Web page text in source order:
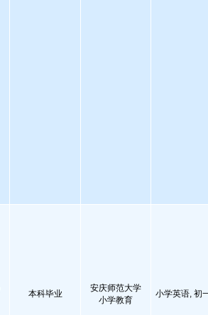
本科毕业
安庆师范大学
小学教育
小学英语, 初